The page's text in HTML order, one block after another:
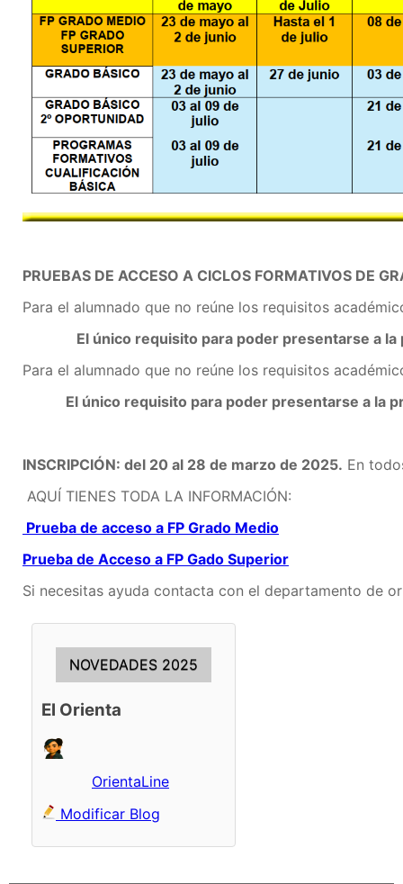
PRUEBAS DE ACCESO A CICLOS FORMATIVOS DE
Para el alumnado que no reúne los requisitos
El único requisito para poder presentarse a
Para el alumnado que no reúne los requisitos
El único requisito para poder presentarse a la
INSCRIPCIÓN: del 20 al 28 de marzo de 2025. En
AQUÍ TIENES TODA LA INFORMACIÓN:
Prueba de acceso a FP Grado Medio
Prueba de Acceso a FP Gado Superior
Si necesitas ayuda contacta con el departamento de
NOVEDADES 2025
El Orienta
OrientaLine
Modificar Blog